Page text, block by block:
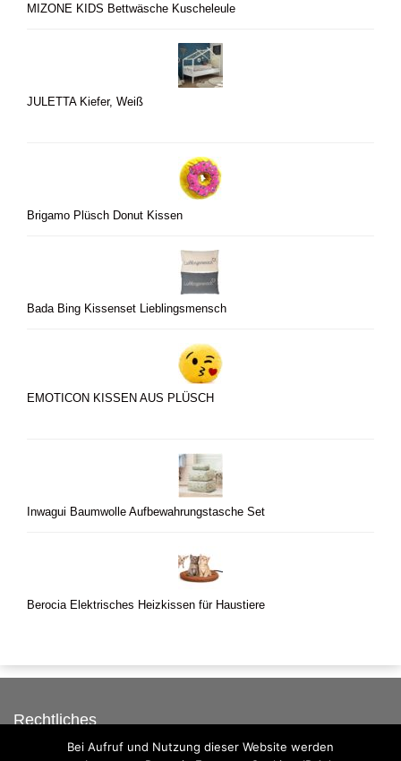
MIZONE KIDS Bettwäsche Kuscheleule
JULETTA Kiefer, Weiß
Brigamo Plüsch Donut Kissen
Bada Bing Kissenset Lieblingsmensch
EMOTICON KISSEN AUS PLÜSCH
Inwagui Baumwolle Aufbewahrungstasche Set
Berocia Elektrisches Heizkissen für Haustiere
Rechtliches
Auf dieser Seite werben
Bei Aufruf und Nutzung dieser Website werden